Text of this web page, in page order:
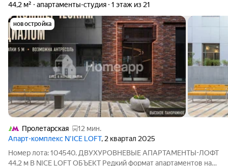
44,2 м² апартаменты-студия 1 этаж из 21
новостройка
Пролетарская
12 мин.
Апарт-комплекс N’ICE LOFT, 2 квартал 2025
Номер лота: 104540. ДВУХУРОВНЕВЫЕ АПАРТАМЕНТЫ-ЛОФТ
44,2 м В NICE LOFT ОБЪЕКТ Редкий формат апартаментов на